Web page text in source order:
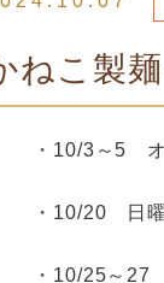
ねこ製
・10/3～5
・10/20 日
・10/25～